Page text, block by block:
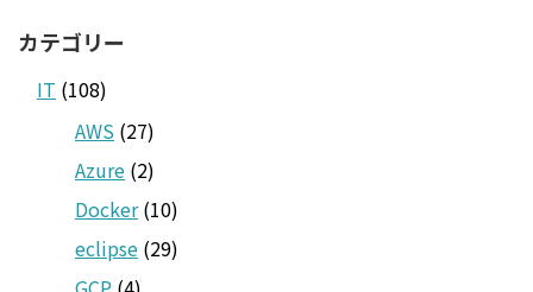
カテゴリー
IT (108)
AWS (27)
Azure (2)
Docker(10)
eclipse (29)